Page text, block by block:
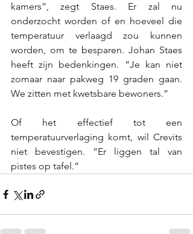
kamers”, zegt Staes. Er zal nu
onderzocht worden of en hoeveel die
temperatuur verlaagd zou kunnen
worden, om te besparen. Johan Staes
heeft zijn bedenkingen. “Je kan niet
zomaar naar pakweg 19 graden gaan.
We zitten met kwetsbare bewoners.”
Of het effectief tot een
temperatuurverlaging komt, wil Crevits
niet bevestigen. “Er liggen tal van
pistes op tafel.”